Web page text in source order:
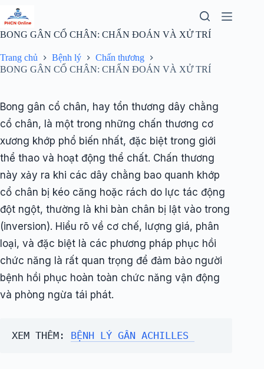
đến
phần
nội
BONG GÂN CỔ CHÂN: CHẨN ĐOÁN VÀ XỬ TRÍ
Trang chủ Bệnh lý
Chấn thương
BONG GÂN CỔ CHÂN: CHẨN ĐOÁN VÀ XỬ TRÍ
Bong gân cổ chân, hay tổn thương dây chằng
cổ chân, là một trong những chấn thương cơ
xương khớp phổ biến nhất, đặc biệt trong giới
thể thao và hoạt động thể chất. Chấn thương
này xảy ra khi các dây chằng bao quanh khớp
cổ chân bị kéo căng hoặc rách do lực tác động
đột ngột, thường là khi bàn chân bị lật vào trong
(inversion). Hiểu rõ về cơ chế, lượng giá, phân
loại, và đặc biệt là các phương pháp phục hồi
chức năng là rất quan trọng để đảm bảo người
bệnh hồi phục hoàn toàn chức năng vận động
và phòng ngừa tái phát.
XEM THÊM: BỆNH LÝ GÂN ACHILLES